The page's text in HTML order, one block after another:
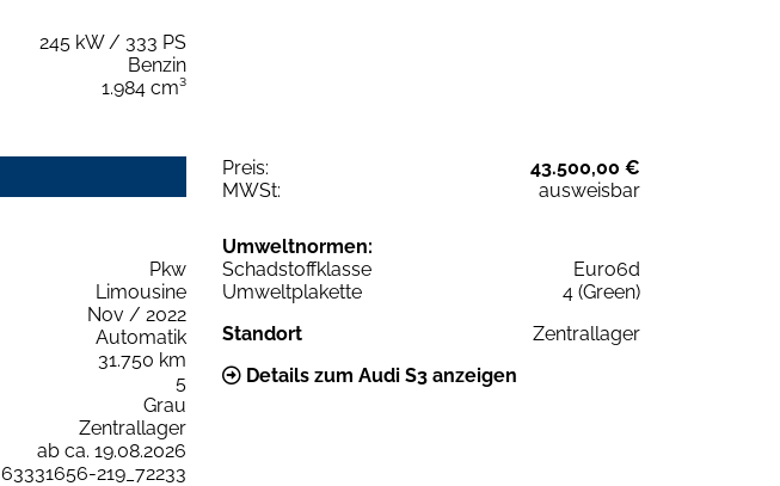
245 kW / 333 PS
Benzin
1.984 cm³
Preis:
43.500,00 €
MWSt:
ausweisbar
Pkw
Limousine
Nov / 2022
Automatik
31.750 km
5
Grau
Zentrallager
ab ca. 19.08.2026
63331656-219_72233
Umweltnormen:
Schadstoffklasse
Euro6d
Umweltplakette
4 (Green)
Standort
Zentrallager
Details zum Audi S3 anzeigen